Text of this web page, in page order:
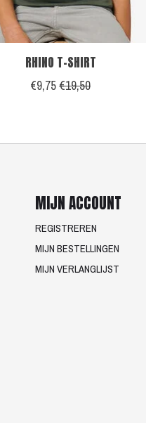
RHINO T-SHIRT
€9,75€19,50
MIJN ACCOUNT
REGISTREREN
MIJN BESTELLINGEN
MIJN VERLANGLIJST